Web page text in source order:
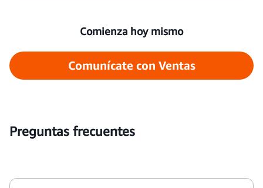
Comienza hoy mismo
Comunícate con Ventas
Preguntas frecuentes